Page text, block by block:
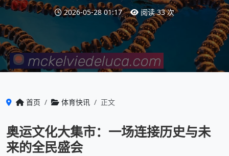
2026-05-28 01:17 阅读 33 次
首页 体育快讯 正文
奥运文化大集市：一场连接历史与未
来的全民盛会